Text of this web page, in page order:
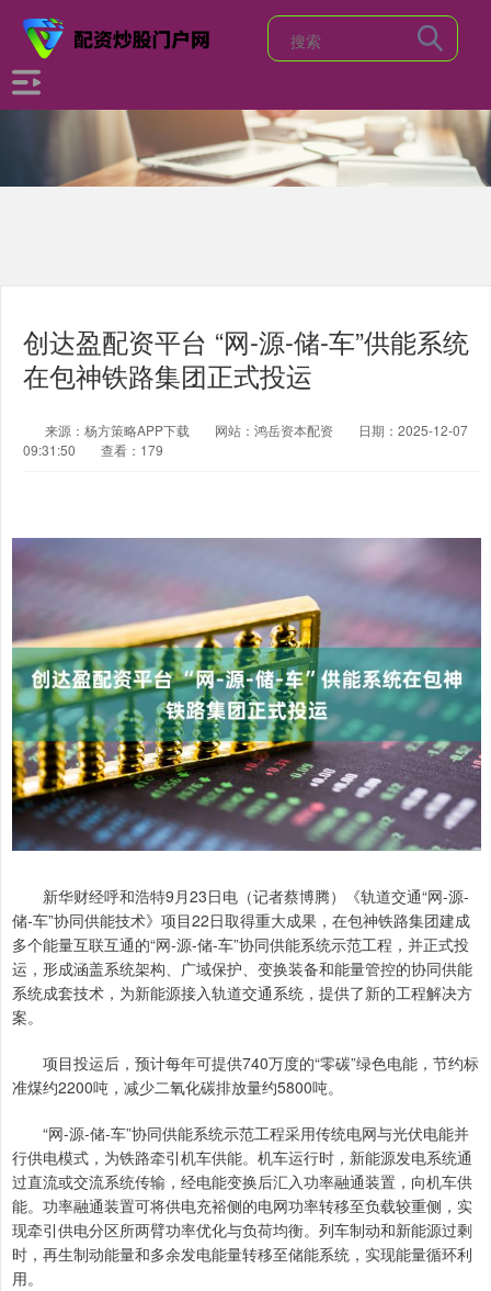
创达盈配资平台 “网-源-储-车”供能系统
在包神铁路集团正式投运
来源：杨方策略APP下载 网站：鸿岳资本配资
日期：2025-12-07
09:31:50
查看：179
新华财经呼和浩特9月23日电（记者蔡博腾）《轨道交通“网-源-
储-车”协同供能技术》项目22日取得重大成果，在包神铁路集团建成
多个能量互联互通的“网-源-储-车”协同供能系统示范工程，并正式投
运，形成涵盖系统架构、广域保护、变换装备和能量管控的协同供能
系统成套技术，为新能源接入轨道交通系统，提供了新的工程解决方
案。
项目投运后，预计每年可提供740万度的“零碳”绿色电能，节约标
准煤约2200吨，减少二氧化碳排放量约5800吨。
“网-源-储-车”协同供能系统示范工程采用传统电网与光伏电能并
行供电模式，为铁路牵引机车供能。机车运行时，新能源发电系统通
过直流或交流系统传输，经电能变换后汇入功率融通装置，向机车供
能。功率融通装置可将供电充裕侧的电网功率转移至负载较重侧，实
现牵引供电分区所两臂功率优化与负荷均衡。列车制动和新能源过剩
时，再生制动能量和多余发电能量转移至储能系统，实现能量循环利
用。